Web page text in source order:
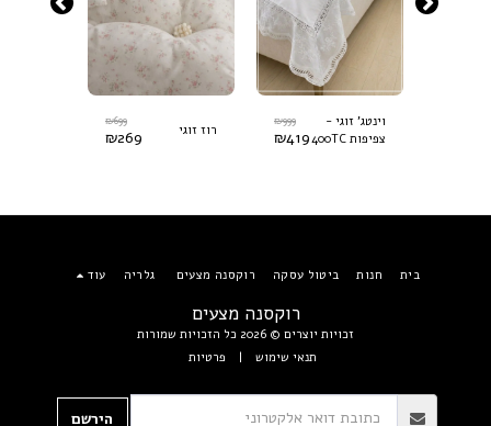
וינטג' זוגי -
צפיפות 400TC
₪999
₪419 רוז זוגי
₪699
₪269
רוקסנה מצעים
זכויות יוצרים © 2026 כל הזכויות שמורות
תנאי שימוש | פרטיות
בית חנות ביטול עסקה רוקסנה מצעים גלריה עוד
הירשם